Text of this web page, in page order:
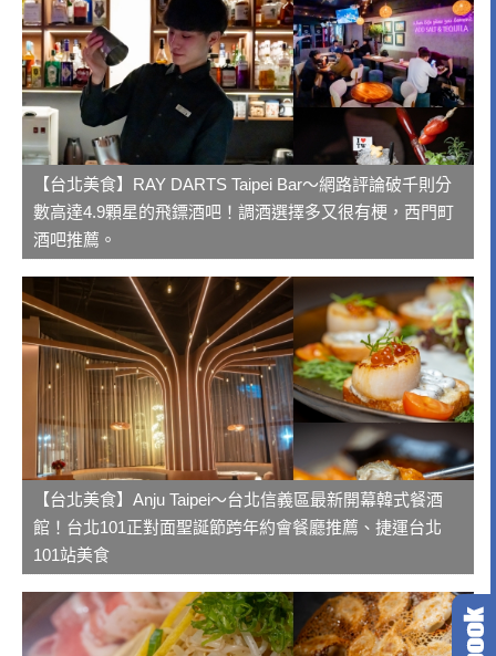
【台北美食】RAY DARTS Taipei Bar～網路評論破千則分
數高達4.9顆星的飛鏢酒吧！調酒選擇多又很有梗，西門町
酒吧推薦。
【台北美食】Anju Taipei～台北信義區最新開幕韓式餐酒
館！台北101正對面聖誕節跨年約會餐廳推薦、捷運台北
101站美食